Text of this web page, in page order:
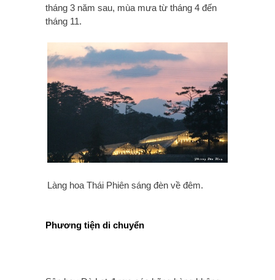
tháng 3 năm sau, mùa mưa từ tháng 4 đến
tháng 11.
Làng hoa Thái Phiên sáng đèn về đêm.
Phương tiện di chuyển